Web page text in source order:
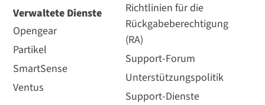
Verwaltete Dienste
Opengear
Partikel
SmartSense
Ventus
Richtlinien für die
Rückgabeberechtigung
(RA)
Support-Forum
Unterstützungspolitik
Support-Dienste